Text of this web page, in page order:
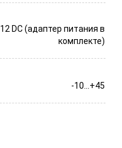
12 DC (адаптер питания в
комплекте)
-10…+45